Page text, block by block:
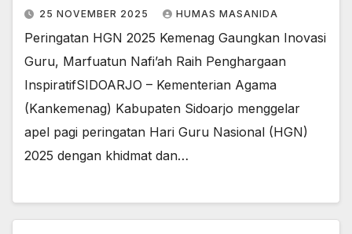
25 NOVEMBER 2025 HUMAS MASANIDA
Peringatan HGN 2025 Kemenag Gaungkan Inovasi
Guru, Marfuatun Nafi’ah Raih Penghargaan
Inspiratif​SIDOARJO – Kementerian Agama
(Kankemenag) Kabupaten Sidoarjo menggelar
apel pagi peringatan Hari Guru Nasional (HGN)
2025 dengan khidmat dan…